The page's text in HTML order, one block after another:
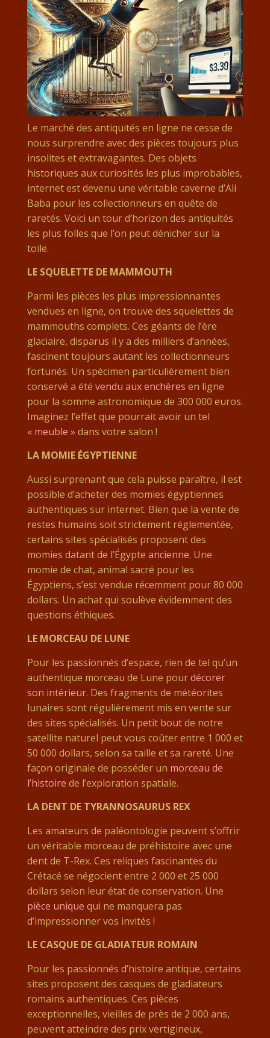
Le marché des antiquités en ligne ne cesse de
nous surprendre avec des pièces toujours plus
insolites et extravagantes. Des objets
historiques aux curiosités les plus improbables,
internet est devenu une véritable caverne d’Ali
Baba pour les collectionneurs en quête de
raretés. Voici un tour d’horizon des antiquités
les plus folles que l’on peut dénicher sur la
toile.
LE SQUELETTE DE MAMMOUTH
Parmi les pièces les plus impressionnantes
vendues en ligne, on trouve des squelettes de
mammouths complets. Ces géants de l’ère
glaciaire, disparus il y a des milliers d’années,
fascinent toujours autant les collectionneurs
fortunés. Un spécimen particulièrement bien
conservé a été vendu aux enchères en ligne
pour la somme astronomique de 300 000 euros.
Imaginez l’effet que pourrait avoir un tel
« meuble » dans votre salon !
LA MOMIE ÉGYPTIENNE
Aussi surprenant que cela puisse paraître, il est
possible d’acheter des momies égyptiennes
authentiques sur internet. Bien que la vente de
restes humains soit strictement réglementée,
certains sites spécialisés proposent des
momies datant de l’Égypte ancienne. Une
momie de chat, animal sacré pour les
Égyptiens, s’est vendue récemment pour 80 000
dollars. Un achat qui soulève évidemment des
questions éthiques.
LE MORCEAU DE LUNE
Pour les passionnés d’espace, rien de tel qu’un
authentique morceau de Lune pourdécorer
son intérieur. Des fragments de météorites
lunaires sont régulièrement mis en vente sur
des sites spécialisés. Un petit bout de notre
satellite naturel peut vous coûter entre 1 000 et
50 000 dollars, selon sa taille et sa rareté. Une
façon originale de posséder un morceau de
l’histoire de l’exploration spatiale.
LA DENT DE TYRANNOSAURUS REX
Les amateurs de paléontologie peuvent s’offrir
un véritable morceau de préhistoire avec une
dent de T-Rex. Ces reliques fascinantes du
Crétacé se négocient entre 2 000 et 25 000
dollars selon leur état de conservation. Une
pièce unique qui ne manquera pas
d’impressionner vos invités !
LE CASQUE DE GLADIATEUR ROMAIN
Pour les passionnés d’histoire antique, certains
sites proposent des casques de gladiateurs
romains authentiques. Ces pièces
exceptionnelles, vieilles de près de 2 000 ans,
peuvent atteindre des prix vertigineux,